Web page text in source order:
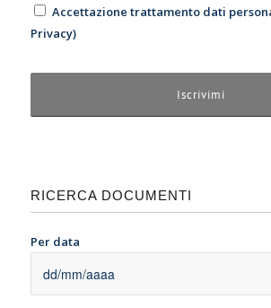
Accettazione trattamento dati
Privacy)
RICERCA DOCUMENTI
Per data